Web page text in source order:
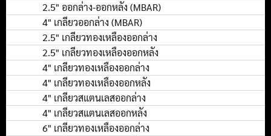
2.5" ออกล่าง-ออกหลัง (MBAR)
4" เกลียวออกล่าง (MBAR)
2.5" เกลียวทองเหลืองออกล่าง
2.5" เกลียวทองเหลืองออกหลัง
4" เกลียวทองเหลืองออกล่าง
4" เกลียวทองเหลืองออกหลัง
4" เกลียวสแตนเลสออกล่าง
4" เกลียวสแตนเลสออกหลัง
6" เกลียวทองเหลืองออกล่าง